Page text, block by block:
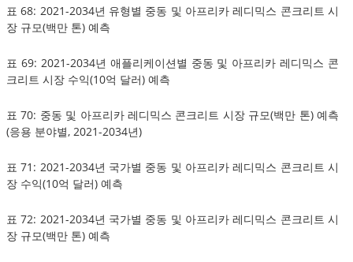
표 68: 2021-2034년 유형별 중동 및 아프리카 레디믹스 콘크리트 시
장 규모(백만 톤) 예측
표 69: 2021-2034년 애플리케이션별 중동 및 아프리카 레디믹스 콘
크리트 시장 수익(10억 달러) 예측
표 70: 중동 및 아프리카 레디믹스 콘크리트 시장 규모(백만 톤) 예측
(응용 분야별, 2021-2034년)
표 71: 2021-2034년 국가별 중동 및 아프리카 레디믹스 콘크리트 시
장 수익(10억 달러) 예측
표 72: 2021-2034년 국가별 중동 및 아프리카 레디믹스 콘크리트 시
장 규모(백만 톤) 예측